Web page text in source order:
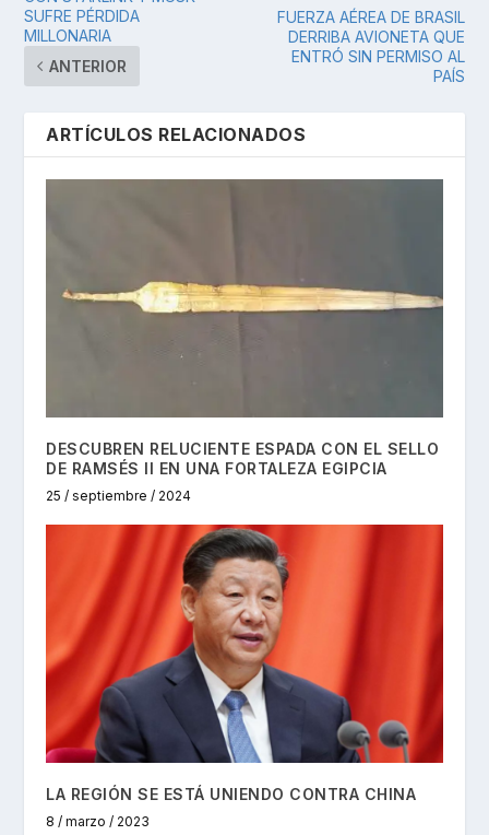
SUFRE PÉRDIDA
MILLONARIA
ANTERIOR
FUERZA AÉREA DE BRASIL
DERRIBA AVIONETA QUE
ENTRÓ SIN PERMISO AL
PAÍS
ARTÍCULOS RELACIONADOS
DESCUBREN RELUCIENTE ESPADA CON EL SELLO
DE RAMSÉS II EN UNA FORTALEZA EGIPCIA
25 / septiembre / 2024
LA REGIÓN SE ESTÁ UNIENDO CONTRA CHINA
8 / marzo / 2023